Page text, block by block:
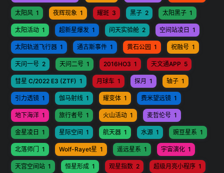
太阳风 1 夜辉现象 1 耀斑 3 黑子 2 太阳黑子 1
太阳活动 1 超新星爆发 1 问天实验舱 2 空间站凌日 1
太阳轨道飞行器 1 通古斯事件 1 黄石公园 1 祝融号 1
天问一号 2 天问二号 1 2016HO3 1 天文通APP 5
彗星 C/2022 E3 (ZTF) 1 月球车 1 探月 1 轴子 1
引力透镜 1 伽马射线 1 耀变体 1 费米望远镜 1
地下海洋 1 旅行者号 1 火山活动 1 麦哲伦号 1
金星凌日 1 星际空间 1 航天器 1 水源 1 豌豆星系 1
北落师门 1 Wolf-Rayet星 1 遥远星系 1 宇宙演化 1
天宫空间站 1 恒星形成 1 观星指数 2 超级月亮小程序 1